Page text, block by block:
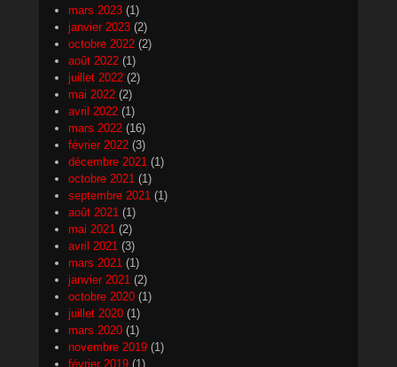
mars 2023 (1)
janvier 2023 (2)
octobre 2022 (2)
août 2022 (1)
juillet 2022 (2)
mai 2022 (2)
avril 2022 (1)
mars 2022 (16)
février 2022 (3)
décembre 2021 (1)
octobre 2021 (1)
septembre 2021 (1)
août 2021 (1)
mai 2021 (2)
avril 2021 (3)
mars 2021 (1)
janvier 2021 (2)
octobre 2020 (1)
juillet 2020 (1)
mars 2020 (1)
novembre 2019 (1)
février 2019 (1)